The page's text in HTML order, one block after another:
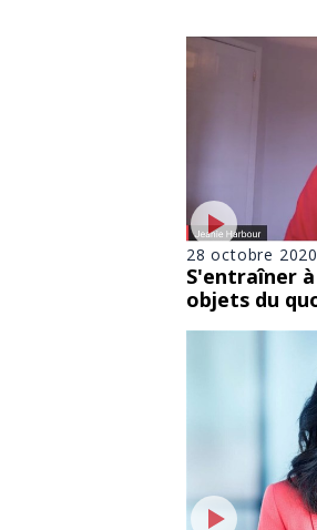
28 octobre
S'entraîner
objets du